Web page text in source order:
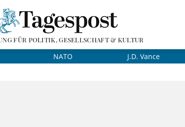
FÜR POLITIK, GESELLSCHAFT & KULTUR
NATO J.D. Vance